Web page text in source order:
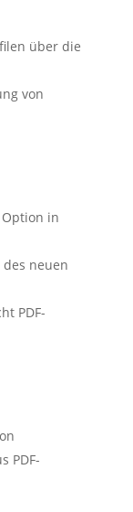
über die
von
in
neuen
PDF-
PDF-